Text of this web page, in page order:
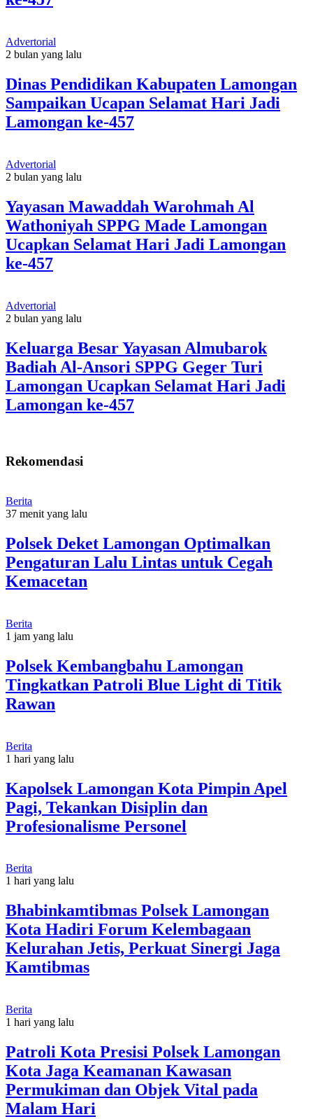
Advertorial
2 bulan yang lalu
Dinas Pendidikan Kabupaten Lamongan
Sampaikan Ucapan Selamat Hari Jadi
Lamongan ke-457
Advertorial
2 bulan yang lalu
Yayasan Mawaddah Warohmah Al
Wathoniyah SPPG Made Lamongan
Ucapkan Selamat Hari Jadi Lamongan
ke-457
Advertorial
2 bulan yang lalu
Keluarga Besar Yayasan Almubarok
Badiah Al-Ansori SPPG Geger Turi
Lamongan Ucapkan Selamat Hari Jadi
Lamongan ke-457
Rekomendasi
Berita
37 menit yang lalu
Polsek Deket Lamongan Optimalkan
Pengaturan Lalu Lintas untuk Cegah
Kemacetan
Berita
1 jam yang lalu
Polsek Kembangbahu Lamongan
Tingkatkan Patroli Blue Light di Titik
Rawan
Berita
1 hari yang lalu
Kapolsek Lamongan Kota Pimpin Apel
Pagi, Tekankan Disiplin dan
Profesionalisme Personel
Berita
1 hari yang lalu
Bhabinkamtibmas Polsek Lamongan
Kota Hadiri Forum Kelembagaan
Kelurahan Jetis, Perkuat Sinergi Jaga
Kamtibmas
Berita
1 hari yang lalu
Patroli Kota Presisi Polsek Lamongan
Kota Jaga Keamanan Kawasan
Permukiman dan Objek Vital pada
Malam Hari